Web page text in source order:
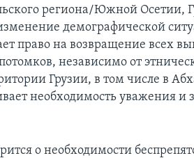
региона/Южной Осетии,
демографической
право на возвращение всех
независимо от
Грузии, в том числе в
необходимость уважения и
о необходимости